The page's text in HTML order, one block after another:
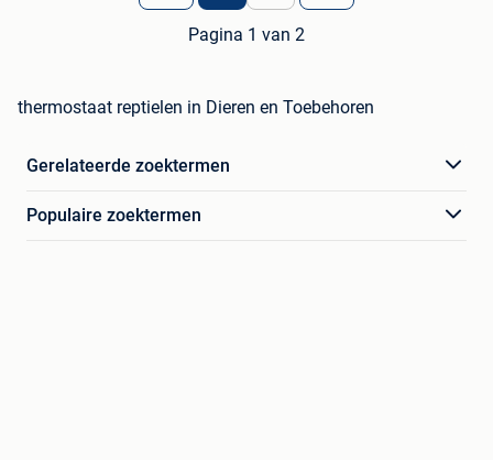
Pagina 1 van 2
thermostaat reptielen in Dieren en Toebehoren
Gerelateerde zoektermen
Populaire zoektermen